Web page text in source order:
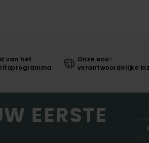
van het
Onze eco-
verantwoordelijke
EERSTE